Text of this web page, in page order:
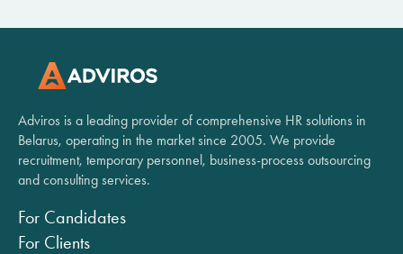
Adviros is a leading provider of comprehensive HR solutions in
Belarus, operating in the market since 2005. We provide
recruitment, temporary personnel, business-process outsourcing
and consulting services.
For Candidates
For Clients